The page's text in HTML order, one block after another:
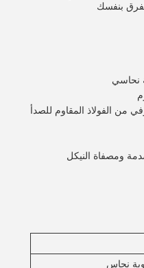
بنفسك
نحاسي
من الفولاذ المقاوم للصدأ
ومصفاة النيكل
نحاس